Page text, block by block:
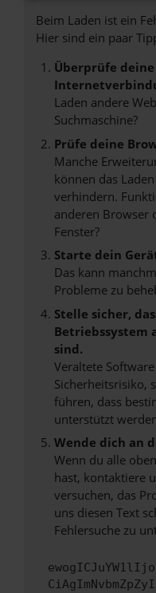
Beim Laden ist ein
Hier sind ein paar
Überprüfe
Laden andere
Suchmaschine?
Prüfe deine
Manche
können das
verhindern.
anderen Browser
Fenster?
Starte dein
Das kann
Probleme zu
Stelle sicher,
Betriebssystem
sind.
Veraltete
Sicherheitsrisiko,
führen, dass
unterstützt
Wende dich an
Wenn du alle
hast, kontaktiere
versuchen, das
uns diesen Text
Fehlersuche zu